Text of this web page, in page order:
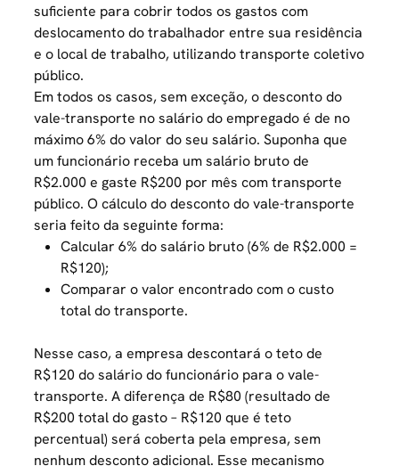
suficiente para cobrir todos os gastos com
deslocamento do trabalhador entre sua residência
e o local de trabalho, utilizando transporte coletivo
público.
Em todos os casos, sem exceção, o desconto do
vale-transporte no salário do empregado é de no
máximo 6% do valor do seu salário. Suponha que
um funcionário receba um salário bruto de
R$2.000 e gaste R$200 por mês com transporte
público. O cálculo do desconto do vale-transporte
seria feito da seguinte forma:
Calcular 6% do salário bruto (6% de R$2.000 =
R$120);
Comparar o valor encontrado com o custo
total do transporte.
Nesse caso, a empresa descontará o teto de
R$120 do salário do funcionário para o vale-
transporte. A diferença de R$80 (resultado de
R$200 total do gasto – R$120 que é teto
percentual) será coberta pela empresa, sem
nenhum desconto adicional. Esse mecanismo